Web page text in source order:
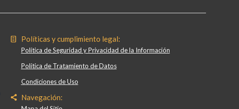
Políticas y cumplimiento legal:
Política de Seguridad y Privacidad de la Información
Política de Tratamiento de Datos
Condiciones de Uso
Navegación: